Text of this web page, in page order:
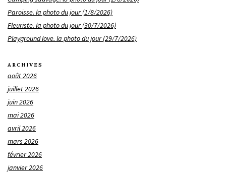
Paroisse. la photo du jour (1/8/2026)
Fleuriste. la photo du jour (30/7/2026)
Playground love. la photo du jour (29/7/2026)
ARCHIVES
août 2026
juillet 2026
juin 2026
mai 2026
avril 2026
mars 2026
février 2026
janvier 2026